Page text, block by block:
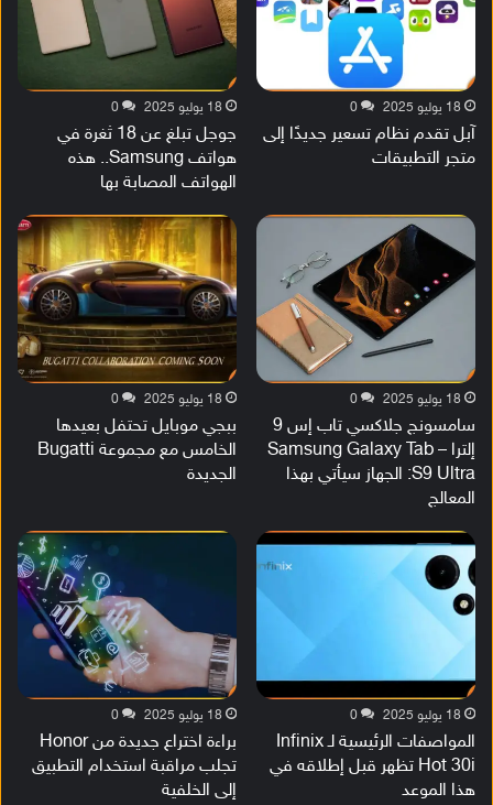
18 يوليو 2025 0
آبل تقدم نظام تسعير جديدًا إلى
متجر التطبيقات
18 يوليو 2025 0
جوجل تبلغ عن 18 ثغرة في
هواتف Samsung.. هذه
الهواتف المصابة بها
18 يوليو 2025 0
سامسونج جلاكسي تاب إس 9
إلترا – Samsung Galaxy Tab
S9 Ultra: الجهاز سيأتي بهذا
المعالج
18 يوليو 2025 0
ببجي موبايل تحتفل بعيدها
الخامس مع مجموعة Bugatti
الجديدة
18 يوليو 2025 0
المواصفات الرئيسية لـ Infinix
Hot 30i تظهر قبل إطلاقه في
هذا الموعد
18 يوليو 2025 0
براءة اختراع جديدة من Honor
تجلب مراقبة استخدام التطبيق
إلى الخلفية